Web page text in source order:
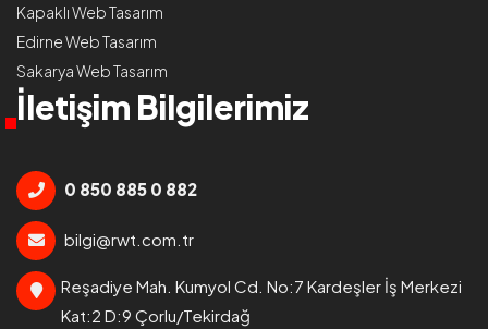
Kapaklı Web Tasarım
Edirne Web Tasarım
Sakarya Web Tasarım
İletişim Bilgilerimiz
0 850 885 0 882
bilgi@rwt.com.tr
Reşadiye Mah. Kumyol Cd. No:7 Kardeşler İş Merkezi
Kat:2 D:9 Çorlu/Tekirdağ